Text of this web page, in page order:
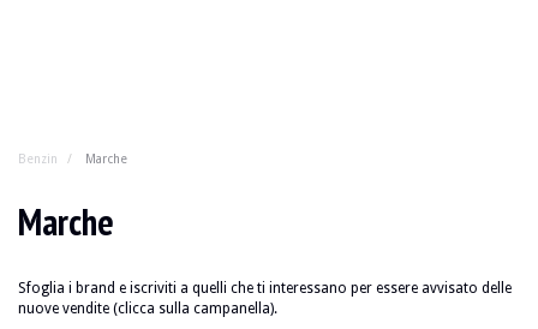
Benzin Marche
Marche
Sfoglia i brand e iscriviti a quelli che ti interessano per essere avvisato delle
nuove vendite (clicca sulla campanella).